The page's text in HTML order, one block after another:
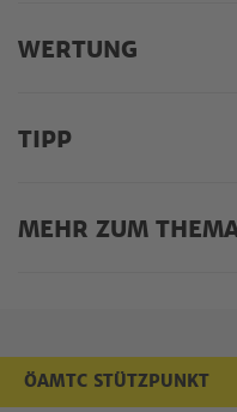
WERTUNG
TIPP
MEHR ZUM
ÖAMTC STÜTZPUNKT